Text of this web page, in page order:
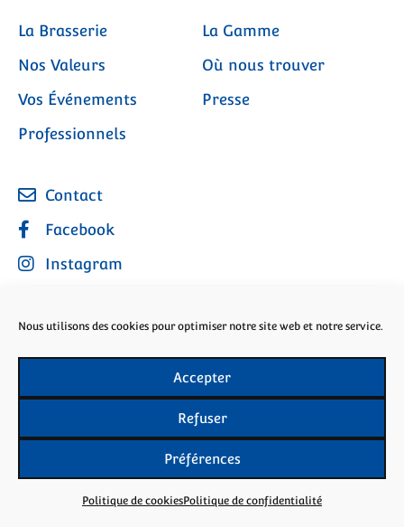
Nous utilisons des cookies pour optimiser notre site web et notre service.
Accepter
Refuser
Préférences
Politique de cookiesPolitique de confidentialité
La Brasserie
Nos Valeurs
Vos Événements
Professionnels
La Gamme
Où nous trouver
Presse
Contact
Facebook
Instagram
Politique de confidentialité Mentions légales
L’abus d’alcool est dangereux pour la santé. À
consommer avec modération.
Copyright © 2024 B06 | site conçu parAgent de Com